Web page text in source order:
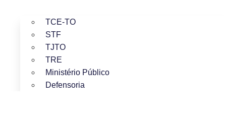
TCE-TO
STF
TJTO
TRE
Ministério Público
Defensoria